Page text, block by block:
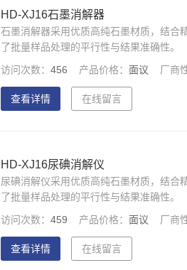
HD-XJ16石墨消解器
石墨消解器采用优质高纯石墨材质，结合
了批量样品处理的平行性与结果准确性。
访问次数：456 产品价格：面议 厂商
查看详情 在线留言
HD-XJ16尿碘消解仪
尿碘消解仪采用优质高纯石墨材质，结合
了批量样品处理的平行性与结果准确性。
访问次数：459 产品价格：面议 厂商
查看详情 在线留言